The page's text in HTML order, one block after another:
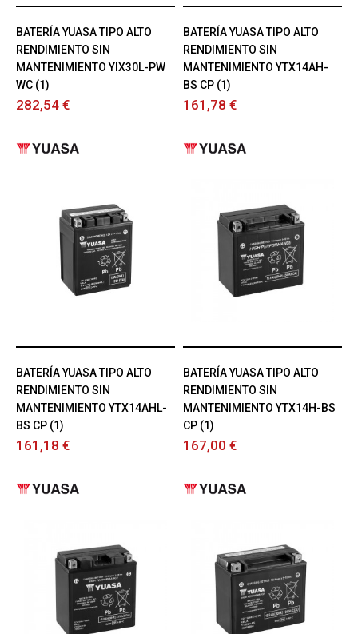
BATERÍA YUASA TIPO ALTO
RENDIMIENTO SIN
MANTENIMIENTO YIX30L-PW
WC (1)
282,54 €
BATERÍA YUASA TIPO ALTO
RENDIMIENTO SIN
MANTENIMIENTO YTX14AH-
BS CP (1)
161,78 €
BATERÍA YUASA TIPO ALTO
RENDIMIENTO SIN
MANTENIMIENTO YTX14AHL-
BS CP (1)
161,18 €
BATERÍA YUASA TIPO ALTO
RENDIMIENTO SIN
MANTENIMIENTO YTX14H-BS
CP (1)
167,00 €